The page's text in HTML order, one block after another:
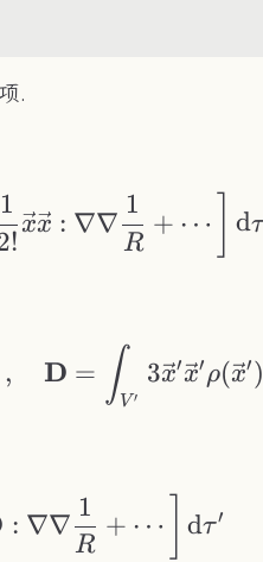
.
!
1
xx : ∇∇
R
1
+ ⋯ dτ
, D = ∫V ′
3x′x′ρ(x′)
: ∇∇
R
1
+ ⋯ dτ′